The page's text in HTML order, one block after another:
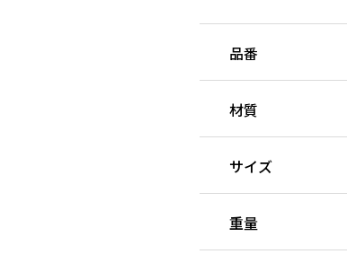
品番
材質
サイズ
重量